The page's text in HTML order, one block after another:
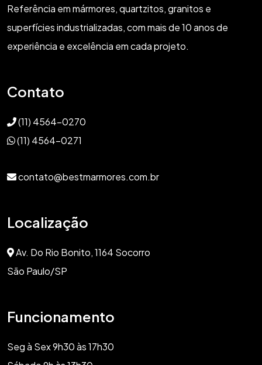
Referência em mármores, quartzitos, granitos e
superfícies industrializadas, com mais de 10 anos de
experiência e excelência em cada projeto.
Contato
(11) 4564-0270
(11) 4564-0271
contato@bestmarmores.com.br
Localização
Av. Do Rio Bonito, 1164 Socorro
São Paulo/SP
Funcionamento
Seg à Sex 9h30 às 17h30